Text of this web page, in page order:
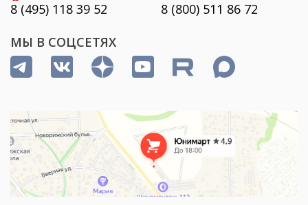
8 (495) 118 39 52
8 (800) 511 86 72
МЫ В СОЦСЕТЯХ